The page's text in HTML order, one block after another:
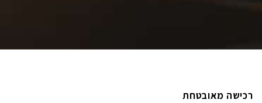
רכישה מאובטחת